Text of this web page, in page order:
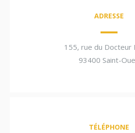
ADRESSE
155, rue du Docteur
93400 Saint-
TÉLÉPHONE